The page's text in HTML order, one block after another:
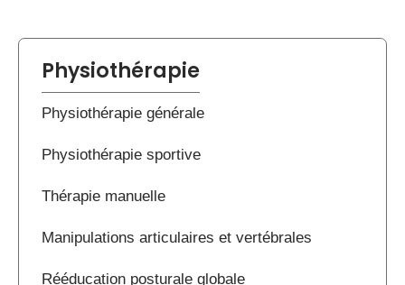
Physiothérapie
Physiothérapie générale
Physiothérapie sportive
Thérapie manuelle
Manipulations articulaires et vertébrales
Rééducation posturale globale